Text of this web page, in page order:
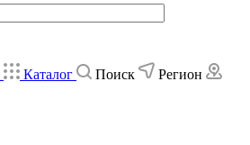
Каталог Поиск
Регион